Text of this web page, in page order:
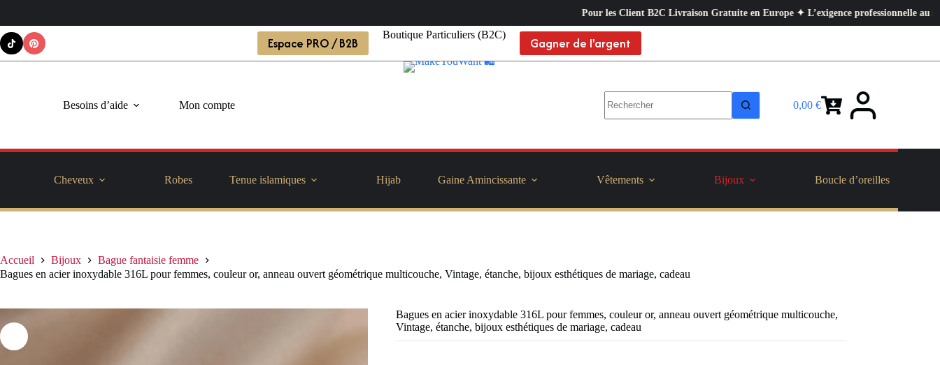
Pour les Client B2C Livraison Gratuite en Europe ✦ L’exigence professionnelle au service de votre
Passer
au
contenu
Espace PRO / B2B Boutique Particuliers (B2C) Gagner de l'argent
Besoins d’aide Mon compte
Panier
0,00 €
Cheveux Robes Tenue islamiques Hijab Gaine Amincissante Vêtements Bijoux Boucle d’oreilles
Accueil Bijoux
Bague fantaisie femme
Bagues en acier inoxydable 316L pour femmes, couleur or, anneau ouvert géométrique multicouche, Vintage, étanche, bijoux esthétiques de mariage, cadeau
Bagues en acier inoxydable 316L pour femmes, couleur or, anneau ouvert géométrique multicouche,
Vintage, étanche, bijoux esthétiques de mariage, cadeau